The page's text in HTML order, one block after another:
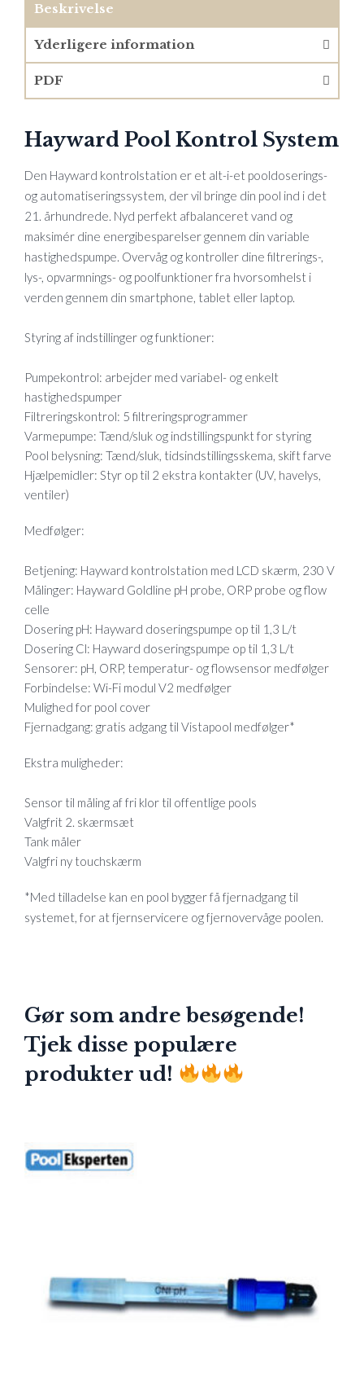
Beskrivelse
Yderligere information
PDF
Hayward Pool Kontrol System
Den Hayward kontrolstation er et alt-i-et pooldoserings-
og automatiseringssystem, der vil bringe din pool ind i det
21. århundrede. Nyd perfekt afbalanceret vand og
maksimér dine energibesparelser gennem din variable
hastighedspumpe. Overvåg og kontroller dine filtrerings-,
lys-, opvarmnings- og poolfunktioner fra hvorsomhelst i
verden gennem din smartphone, tablet eller laptop.
Styring af indstillinger og funktioner:
Pumpekontrol: arbejder med variabel- og enkelt
hastighedspumper
Filtreringskontrol: 5 filtreringsprogrammer
Varmepumpe: Tænd/sluk og indstillingspunkt for styring
Pool belysning: Tænd/sluk, tidsindstillingsskema, skift farve
Hjælpemidler: Styr op til 2 ekstra kontakter (UV, havelys,
ventiler)
Medfølger:
Betjening: Hayward kontrolstation med LCD skærm, 230 V
Målinger: Hayward Goldline pH probe, ORP probe og flow
celle
Dosering pH: Hayward doseringspumpe op til 1,3 L/t
Dosering Cl: Hayward doseringspumpe op til 1,3 L/t
Sensorer: pH, ORP, temperatur- og flowsensor medfølger
Forbindelse: Wi-Fi modul V2 medfølger
Mulighed for pool cover
Fjernadgang: gratis adgang til Vistapool medfølger*
Ekstra muligheder:
Sensor til måling af fri klor til offentlige pools
Valgfrit 2. skærmsæt
Tank måler
Valgfri ny touchskærm
*Med tilladelse kan en pool bygger få fjernadgang til
systemet, for at fjernservicere og fjernovervåge poolen.
Gør som andre besøgende!
Tjek disse populære
produkter ud!